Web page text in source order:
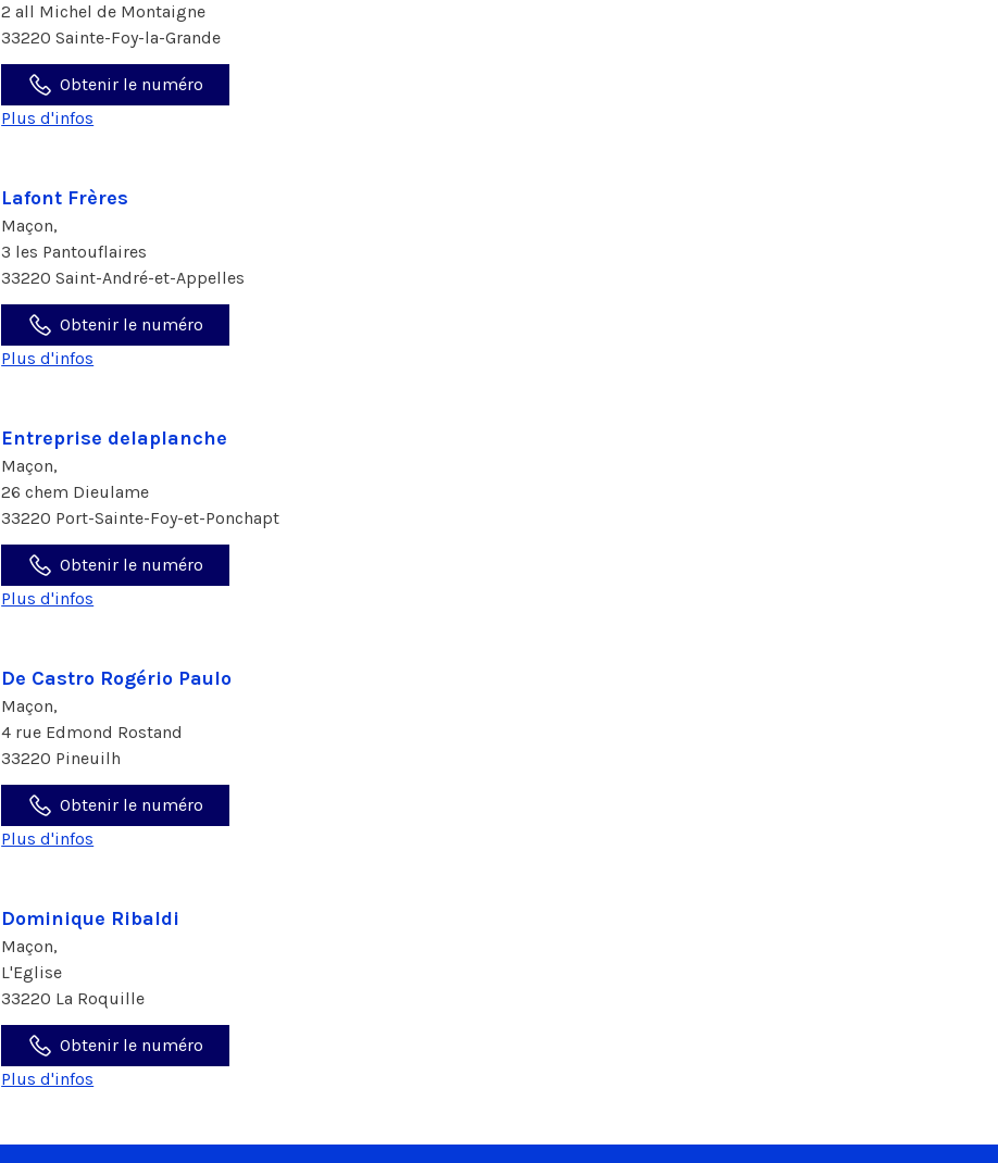
2 all Michel de Montaigne
33220 Sainte-Foy-la-Grande
Obtenir le numéro
Plus d'infos
Lafont Frères
Maçon,
3 les Pantouflaires
33220 Saint-André-et-Appelles
Obtenir le numéro
Plus d'infos
Entreprise delaplanche
Maçon,
26 chem Dieulame
33220 Port-Sainte-Foy-et-Ponchapt
Obtenir le numéro
Plus d'infos
De Castro Rogério Paulo
Maçon,
4 rue Edmond Rostand
33220 Pineuilh
Obtenir le numéro
Plus d'infos
Dominique Ribaldi
Maçon,
L'Eglise
33220 La Roquille
Obtenir le numéro
Plus d'infos